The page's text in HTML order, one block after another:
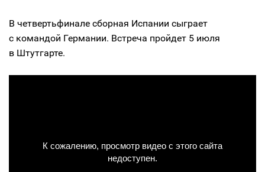
В четвертьфинале сборная Испании сыграет
с командой Германии. Встреча пройдет 5 июля
в Штутгарте.